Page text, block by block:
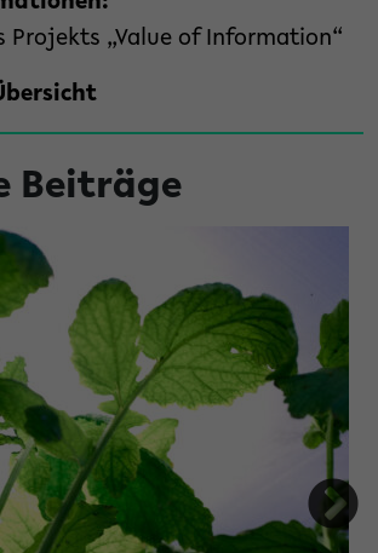
Projekts „Value of Information“
Beiträge
zum Mitmachen